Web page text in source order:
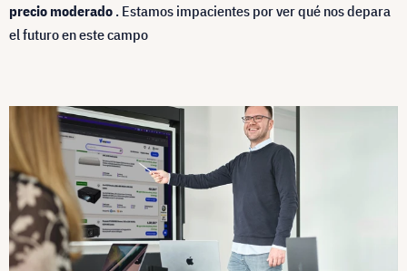
precio moderado . Estamos impacientes por ver qué nos depara
el futuro en este campo